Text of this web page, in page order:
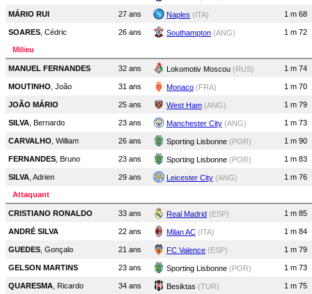
MÁRIO RUI 27 ans Naples (ITA) 1 m 68
SOARES , Cédric 26 ans Southampton (ANG) 1 m 72
Milieu
MANUEL FERNANDES 32 ans Lokomotiv Moscou (RUS) 1 m 74
MOUTINHO , João 31 ans Monaco (FRA) 1 m 70
JOÃO MÁRIO 25 ans West Ham (ANG) 1 m 79
SILVA , Bernardo 23 ans Manchester City (ANG) 1 m 73
CARVALHO , William 26 ans Sporting Lisbonne (POR) 1 m 90
FERNANDES , Bruno 23 ans Sporting Lisbonne (POR) 1 m 83
SILVA , Adrien 29 ans Leicester City (ANG) 1 m 76
Attaquant
CRISTIANO RONALDO 33 ans Real Madrid (ESP) 1 m 85
ANDRÉ SILVA 22 ans Milan AC (ITA) 1 m 84
GUEDES , Gonçalo 21 ans FC Valence (ESP) 1 m 79
GELSON MARTINS 23 ans Sporting Lisbonne (POR) 1 m 73
QUARESMA , Ricardo 34 ans Besiktas (TUR) 1 m 75